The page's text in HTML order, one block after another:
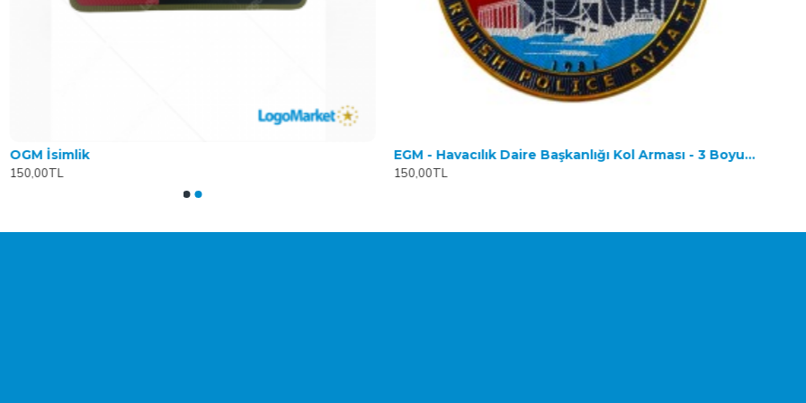
OGM İsimlik
150,00TL
EGM - Havacılık Daire Başkanlığı Kol Arması - 3 Boyutlu
150,00TL